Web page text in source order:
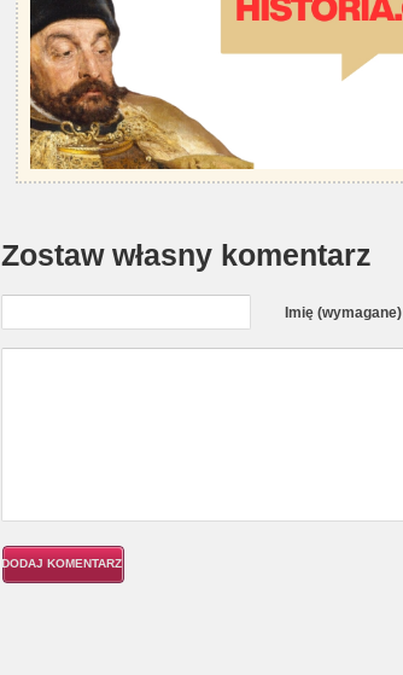
Zostaw własny komentarz
Imię (wymagane)